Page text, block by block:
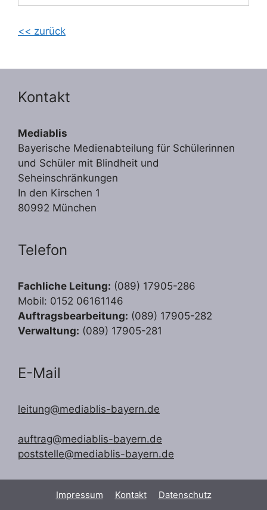
<< zurück
Kontakt
Mediablis
Bayerische Medienabteilung für Schülerinnen
und Schüler mit Blindheit und
Seheinschränkungen
In den Kirschen 1
80992 München
Telefon
Fachliche Leitung: (089) 17905-286
Mobil: 0152 06161146
Auftragsbearbeitung: (089) 17905-282
Verwaltung: (089) 17905-281
E-Mail
leitung@mediablis-bayern.de
auftrag@mediablis-bayern.de
poststelle@mediablis-bayern.de
Impressum Kontakt Datenschutz